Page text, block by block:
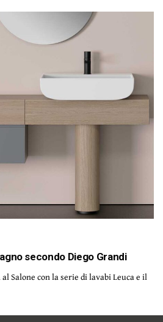
secondo Diego Grandi
Salone con la serie di lavabi Leuca e il